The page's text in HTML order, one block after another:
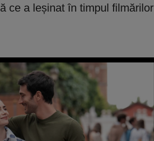
ce a leșinat în timpul filmărilor